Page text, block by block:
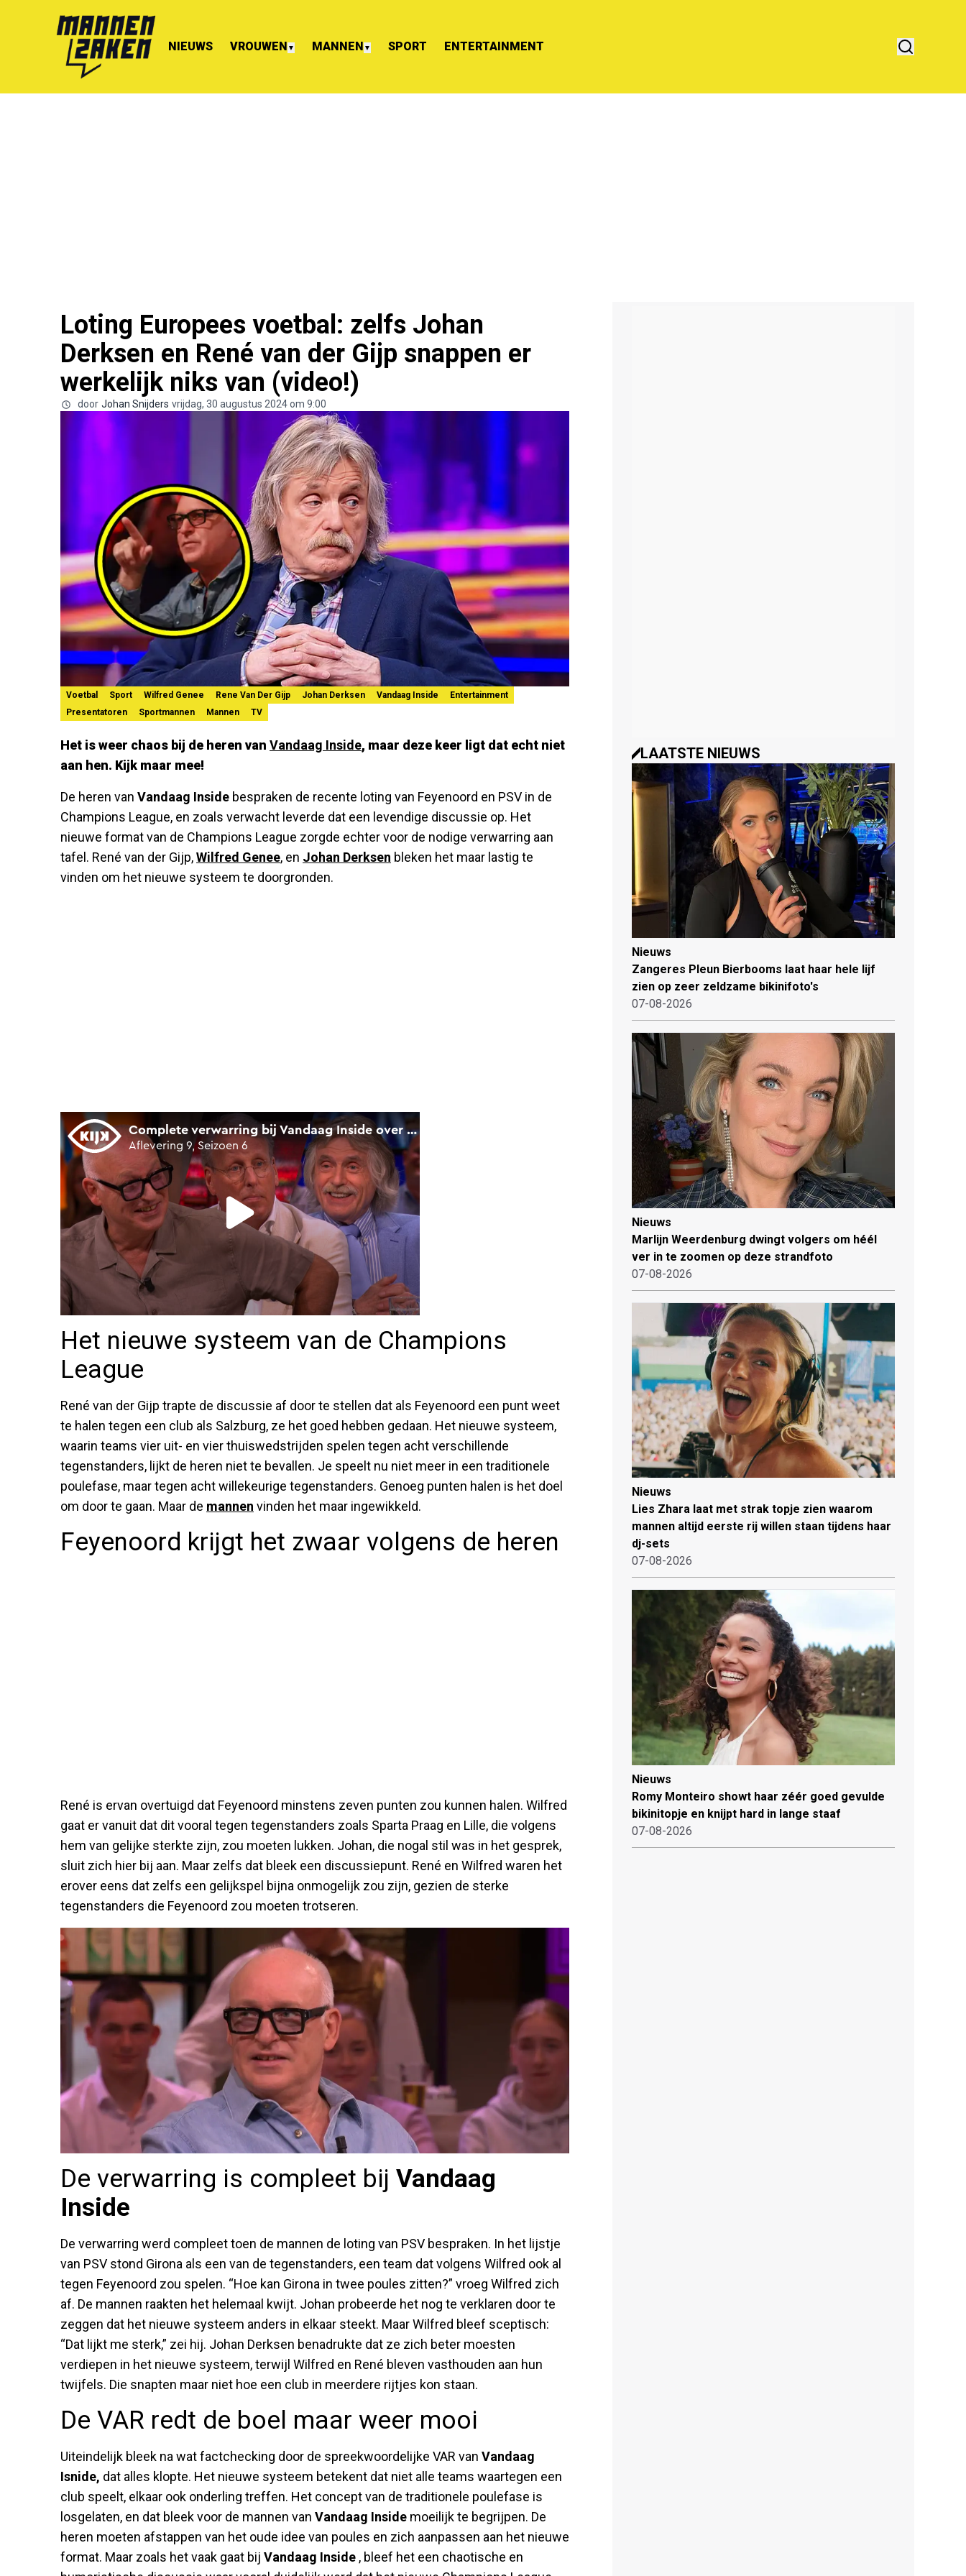
NIEUWS VROUWEN ▼ MANNEN ▼ SPORT ENTERTAINMENT
Loting Europees voetbal: zelfs Johan
Derksen en René van der Gijp snappen er
werkelijk niks van (video!)
door Johan Snijders vrijdag, 30 augustus 2024 om 9:00
Voetbal Sport Wilfred Genee Rene Van Der Gijp Johan Derksen Vandaag Inside
Entertainment
Presentatoren
Sportmannen Mannen TV
Het is weer chaos bij de heren van Vandaag Inside, maar deze keer ligt dat echt niet
aan hen. Kijk maar mee!
De heren van Vandaag Inside bespraken de recente loting van Feyenoord en PSV in de
Champions League, en zoals verwacht leverde dat een levendige discussie op. Het
nieuwe format van de Champions League zorgde echter voor de nodige verwarring aan
tafel. René van der Gijp,Wilfred Genee, en Johan Derksen bleken het maar lastig te
vinden om het nieuwe systeem te doorgronden.
Het nieuwe systeem van de Champions
League
René van der Gijp trapte de discussie af door te stellen dat als Feyenoord een punt weet
te halen tegen een club als Salzburg, ze het goed hebben gedaan. Het nieuwe systeem,
waarin teams vier uit- en vier thuiswedstrijden spelen tegen acht verschillende
tegenstanders, lijkt de heren niet te bevallen. Je speelt nu niet meer in een traditionele
poulefase, maar tegen acht willekeurige tegenstanders. Genoeg punten halen is het doel
om door te gaan. Maar de mannen vinden het maar ingewikkeld.
Feyenoord krijgt het zwaar volgens de heren
René is ervan overtuigd dat Feyenoord minstens zeven punten zou kunnen halen. Wilfred
gaat er vanuit dat dit vooral tegen tegenstanders zoals Sparta Praag en Lille, die volgens
hem van gelijke sterkte zijn, zou moeten lukken. Johan, die nogal stil was in het gesprek,
sluit zich hier bij aan. Maar zelfs dat bleek een discussiepunt. René en Wilfred waren het
erover eens dat zelfs een gelijkspel bijna onmogelijk zou zijn, gezien de sterke
tegenstanders die Feyenoord zou moeten trotseren.
De verwarring is compleet bij Vandaag
Inside
De verwarring werd compleet toen de mannen de loting van PSV bespraken. In het lijstje
van PSV stond Girona als een van de tegenstanders, een team dat volgens Wilfred ook al
tegen Feyenoord zou spelen. “Hoe kan Girona in twee poules zitten?” vroeg Wilfred zich
af. De mannen raakten het helemaal kwijt. Johan probeerde het nog te verklaren door te
zeggen dat het nieuwe systeem anders in elkaar steekt. Maar Wilfred bleef sceptisch:
“Dat lijkt me sterk,” zei hij. Johan Derksen benadrukte dat ze zich beter moesten
verdiepen in het nieuwe systeem, terwijl Wilfred en René bleven vasthouden aan hun
twijfels. Die snapten maar niet hoe een club in meerdere rijtjes kon staan.
De VAR redt de boel maar weer mooi
Uiteindelijk bleek na wat factchecking door de spreekwoordelijke VAR van Vandaag
Isnide, dat alles klopte. Het nieuwe systeem betekent dat niet alle teams waartegen een
club speelt, elkaar ook onderling treffen. Het concept van de traditionele poulefase is
losgelaten, en dat bleek voor de mannen van Vandaag Inside moeilijk te begrijpen. De
heren moeten afstappen van het oude idee van poules en zich aanpassen aan het nieuwe
format. Maar zoals het vaak gaat bij Vandaag Inside , bleef het een chaotische en
LAATSTE NIEUWS
Nieuws
Zangeres Pleun Bierbooms laat haar hele lijf
zien op zeer zeldzame bikinifoto's
07-08-2026
Nieuws
Marlijn Weerdenburg dwingt volgers om héél
ver in te zoomen op deze strandfoto
07-08-2026
Nieuws
Lies Zhara laat met strak topje zien waarom
mannen altijd eerste rij willen staan tijdens haar
dj-sets
07-08-2026
Nieuws
Romy Monteiro showt haar zéér goed gevulde
bikinitopje en knijpt hard in lange staaf
07-08-2026